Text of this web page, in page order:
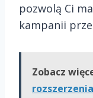
pozwolą Ci
kampanii
Zobacz